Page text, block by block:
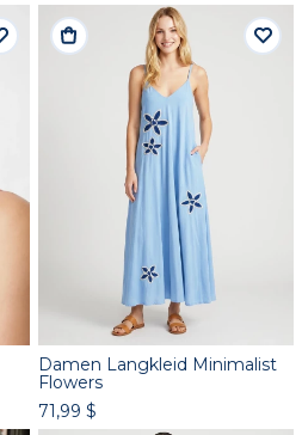
Damen Langkleid Minimalist
Flowers
71,99 $